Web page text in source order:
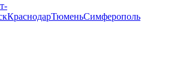
КраснодарТюменьСимферополь